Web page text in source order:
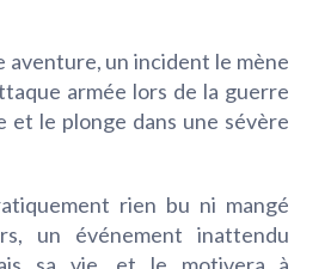
aventure, un incident le mène
armée lors de la guerre
et le plonge dans une sévère
rien bu ni mangé
un événement inattendu
sa vie, et le motivera à